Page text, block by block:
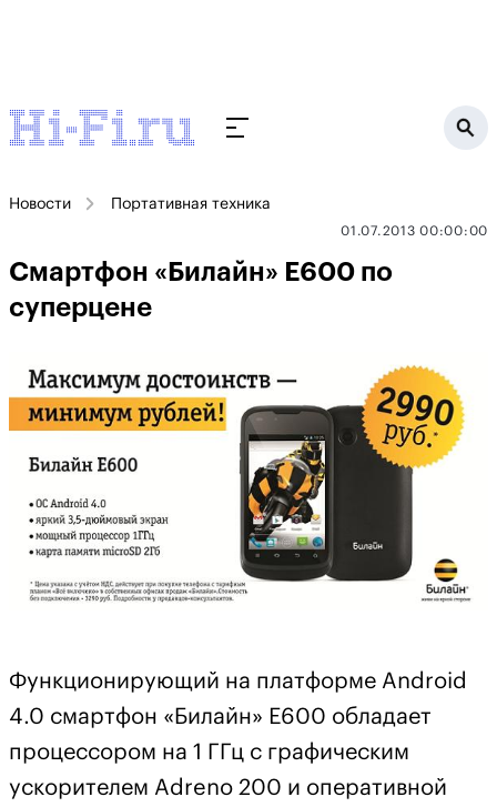
Новости Портативная техника
01.07.2013 00:00:00
Смартфон «Билайн» Е600 по
суперцене
Функционирующий на платформе Android
4.0 смартфон «Билайн» Е600 обладает
процессором на 1 ГГц с графическим
ускорителем Adreno 200 и оперативной